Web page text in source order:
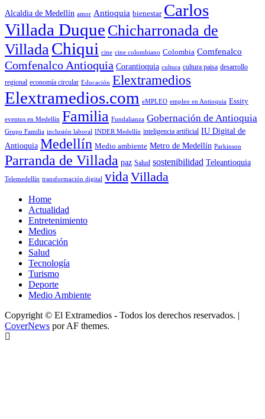
Alcaldia de Medellín amor Antioquia bienestar Carlos
Villada Duque Chicharronada de
VilladaChiqui cine cine colombiano Colombia Comfenalco
Comfenalco Antioquia Corantioquia cultura cultura paisa desarrollo
regional economía circular Educación Elextramedios
Elextramedios.com eMPLEO empleo en Antioquia Essity
eventos en Medellín Familia Fundalianza Gobernación de Antioquia
Grupo Familia inclusión laboral INDER Medellín inteligencia artificial IU Digital de
Antioquia Medellín Medio ambiente Metro de Medellín Parkinson
Parranda de Villada paz Salud sostenibilidad Teleantioquia
Telemedellín transformación digital vidaVillada
Home
Actualidad
Entretenimiento
Medios
Educación
Salud
Tecnología
Turismo
Deporte
Medio Ambiente
Copyright © El Extramedios - Todos los derechos reservados. |
CoverNews por AF themes.